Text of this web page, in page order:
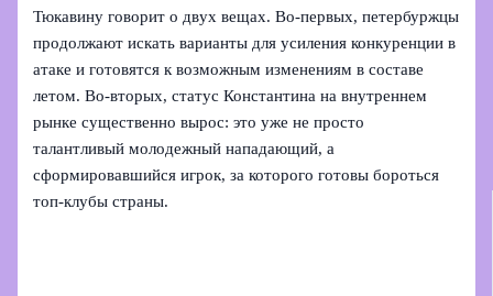
Тюкавину говорит о двух вещах. Во‑первых, петербуржцы
продолжают искать варианты для усиления конкуренции в
атаке и готовятся к возможным изменениям в составе
летом. Во‑вторых, статус Константина на внутреннем
рынке существенно вырос: это уже не просто
талантливый молодежный нападающий, а
сформировавшийся игрок, за которого готовы бороться
топ-клубы страны.